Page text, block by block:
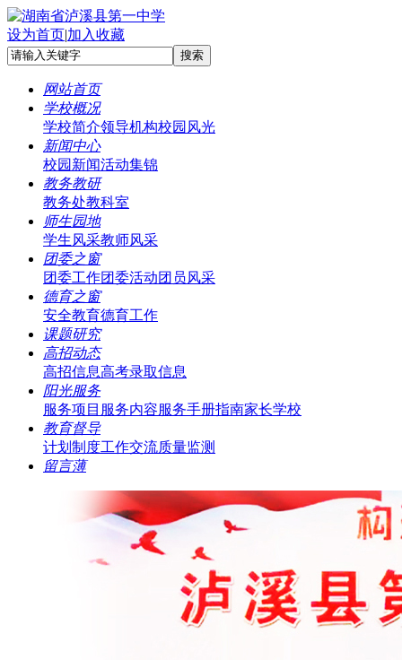
设为首页|加入收藏
网站首页
学校概况
学校简介领导机构校园风光
新闻中心
校园新闻活动集锦
教务教研
教务处教科室
师生园地
学生风采教师风采
团委之窗
团委工作团委活动团员风采
德育之窗
安全教育德育工作
课题研究
高招动态
高招信息高考录取信息
阳光服务
服务项目 服务内容服务手册指南家长学校
教育督导
计划制度工作交流质量监测
留言薄